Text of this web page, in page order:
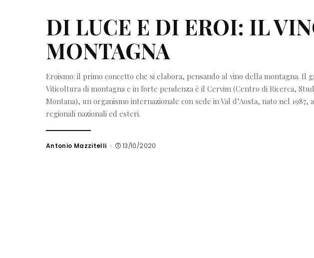
DI LUCE E DI EROI: IL
MONTAGNA
Eroismo: il primo concetto che si elabora, pensando al vino della montagna. Il
Viticoltura di montagna e in forte pendenza è il Cervim (Centro di Ricerca,
Montana), un organismo internazionale con sede in Val d’Aosta, nato nel 1987,
regionali nazionali ed esteri.
Posted
Antonio Mazzitelli 13/10/2020